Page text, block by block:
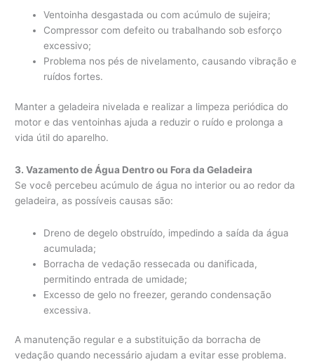
Ventoinha desgastada ou com acúmulo de sujeira;
Compressor com defeito ou trabalhando sob esforço
excessivo;
Problema nos pés de nivelamento, causando vibração e
ruídos fortes.
Manter a geladeira nivelada e realizar a limpeza periódica do
motor e das ventoinhas ajuda a reduzir o ruído e prolonga a
vida útil do aparelho.
3. Vazamento de Água Dentro ou Fora da Geladeira
Se você percebeu acúmulo de água no interior ou ao redor da
geladeira, as possíveis causas são:
Dreno de degelo obstruído, impedindo a saída da água
acumulada;
Borracha de vedação ressecada ou danificada,
permitindo entrada de umidade;
Excesso de gelo no freezer, gerando condensação
excessiva.
A manutenção regular e a substituição da borracha de
vedação quando necessário ajudam a evitar esse problema.